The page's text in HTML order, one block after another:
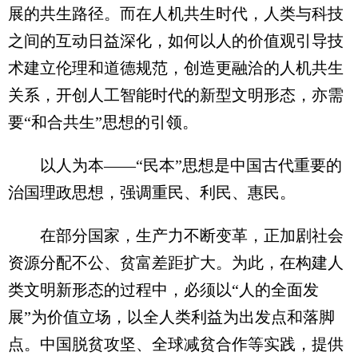
展的共生路径。而在人机共生时代，人类与科技
之间的互动日益深化，如何以人的价值观引导技
术建立伦理和道德规范，创造更融洽的人机共生
关系，开创人工智能时代的新型文明形态，亦需
要“和合共生”思想的引领。
以人为本——“民本”思想是中国古代重要的
治国理政思想，强调重民、利民、惠民。
在部分国家，生产力不断变革，正加剧社会
资源分配不公、贫富差距扩大。为此，在构建人
类文明新形态的过程中，必须以“人的全面发
展”为价值立场，以全人类利益为出发点和落脚
点。中国脱贫攻坚、全球减贫合作等实践，提供